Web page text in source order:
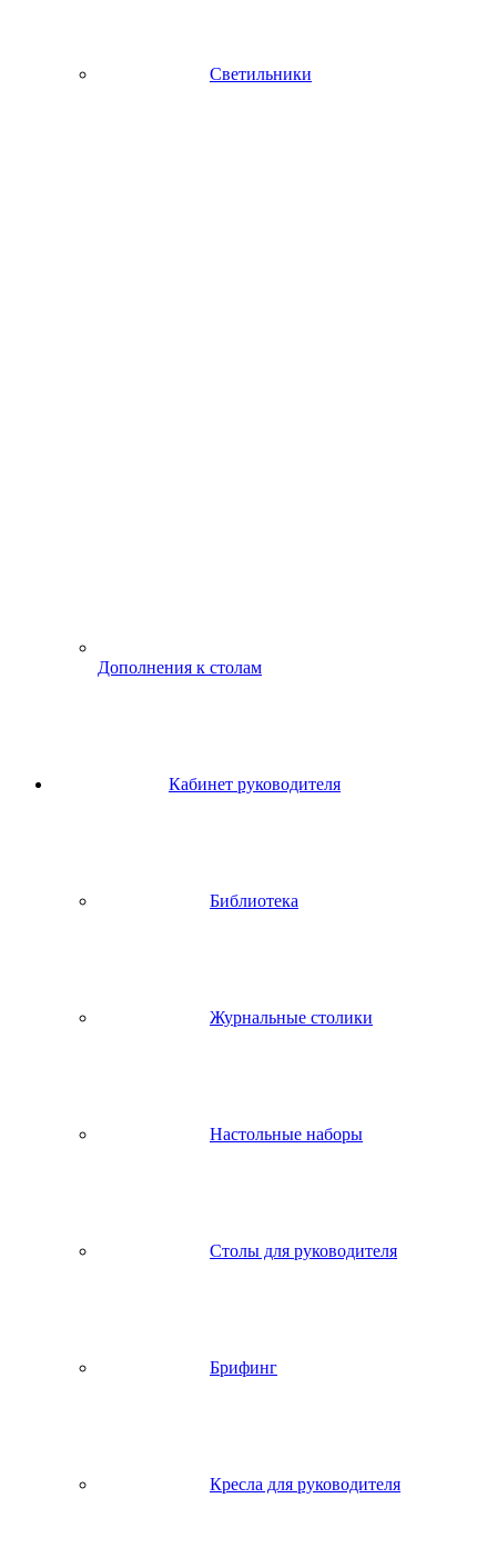
Светильники
Дополнения к столам
Кабинет руководителя
Библиотека
Журнальные столики
Настольные наборы
Столы для руководителя
Брифинг
Кресла для руководителя